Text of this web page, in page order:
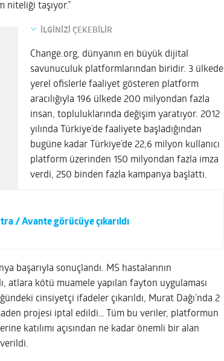
niteliği taşıyor.”
İLGİNİZİ ÇEKEBİLİR
/ Avante görücüye çıkarıldı
Change.org, dünyanın en büyük dijital
savunuculuk platformlarından biridir. 3 ülkede
yerel ofislerle faaliyet gösteren platform
aracılığıyla 196 ülkede 200 milyondan fazla
insan, topluluklarında değişim yaratıyor. 2012
yılında Türkiye’de faaliyete başladığından
bugüne kadar Türkiye’de 22,6 milyon kullanıcı
platform üzerinden 150 milyondan fazla imza
verdi, 250 binden fazla kampanya başlattı.
başarıyla sonuçlandı. MS hastalarının
atlara kötü muamele yapılan fayton uygulaması
cinsiyetçi ifadeler çıkarıldı, Murat Dağı’nda 2
projesi iptal edildi… Tüm bu veriler, platformun
katılımı açısından ne kadar önemli bir alan